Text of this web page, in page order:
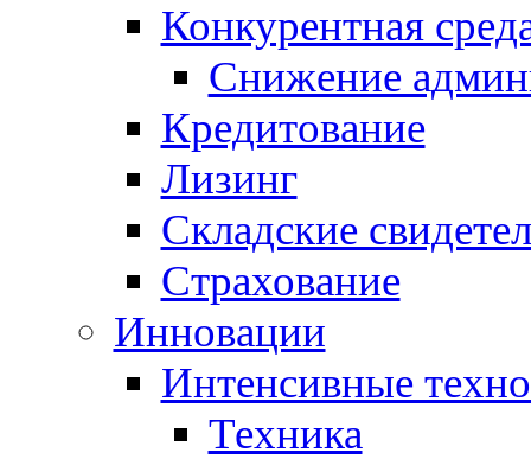
Конкурентная
Снижение
Кредитование
Лизинг
Складские
Страхование
Инновации
Интенсивные
Техника